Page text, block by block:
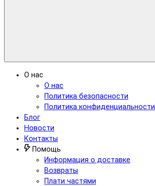
О нас
О нас
Политика безопасности
Политика конфиденциальности
Блог
Новости
Контакты
Помощь
Информация о доставке
Возвраты
Плати частями